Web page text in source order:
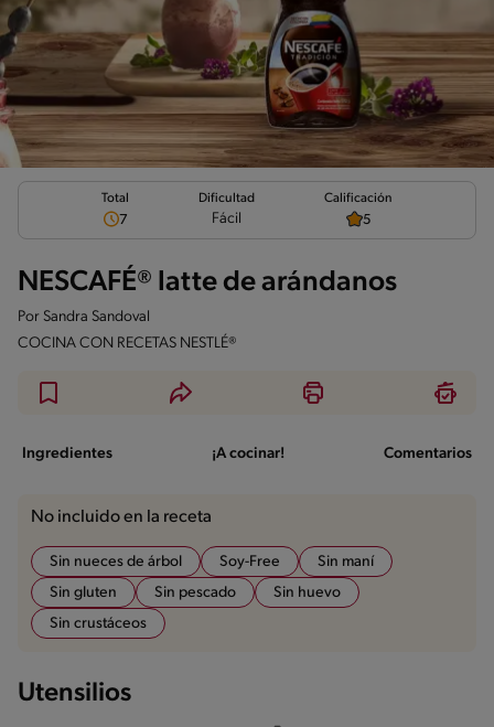
Total
7
Dificultad
Fácil
Calificación
5
NESCAFÉ® latte de arándanos
Por Sandra Sandoval
COCINA CON RECETAS NESTLÉ®
Ingredientes ¡A cocinar! Comentarios
No incluido en la receta
Sin nueces de árbol Soy-Free
Sin maní
Sin gluten
Sin pescado
Sin huevo
Sin crustáceos
Utensilios